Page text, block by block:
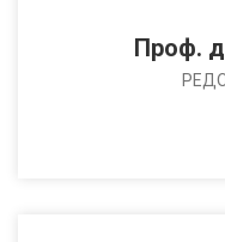
Проф.